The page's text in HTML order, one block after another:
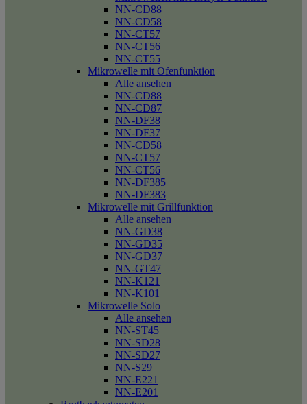
NN-CD88
NN-CD58
NN-CT57
NN-CT56
NN-CT55
Mikrowelle mit Ofenfunktion
Alle ansehen
NN-CD88
NN-CD87
NN-DF38
NN-DF37
NN-CD58
NN-CT57
NN-CT56
NN-DF385
NN-DF383
Mikrowelle mit Grillfunktion
Alle ansehen
NN-GD38
NN-GD35
NN-GD37
NN-GT47
NN-K121
NN-K101
Mikrowelle Solo
Alle ansehen
NN-ST45
NN-SD28
NN-SD27
NN-S29
NN-E221
NN-E201